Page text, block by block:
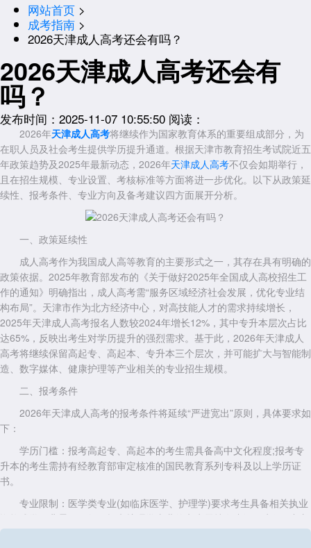
网站首页 >
成考指南 >
2026天津成人高考还会有吗？
2026天津成人高考还会有
吗？
发布时间：2025-11-07 10:55:50 阅读：
2026年天津成人高考将继续作为国家教育体系的重要组成部分，为
在职人员及社会考生提供学历提升通道。根据天津市教育招生考试院近五
年政策趋势及2025年最新动态，2026年天津成人高考不仅会如期举行，
且在招生规模、专业设置、考核标准等方面将进一步优化。以下从政策延
续性、报考条件、专业方向及备考建议四方面展开分析。
一、政策延续性
成人高考作为我国成人高等教育的主要形式之一，其存在具有明确的
政策依据。2025年教育部发布的《关于做好2025年全国成人高校招生工
作的通知》明确指出，成人高考需“服务区域经济社会发展，优化专业结
构布局”。天津市作为北方经济中心，对高技能人才的需求持续增长，
2025年天津成人高考报名人数较2024年增长12%，其中专升本层次占比
达65%，反映出考生对学历提升的强烈需求。基于此，2026年天津成人
高考将继续保留高起专、高起本、专升本三个层次，并可能扩大与智能制
造、数字媒体、健康护理等产业相关的专业招生规模。
二、报考条件
2026年天津成人高考的报考条件将延续“严进宽出”原则，具体要求如
下：
学历门槛：报考高起专、高起本的考生需具备高中文化程度;报考专
升本的考生需持有经教育部审定核准的国民教育系列专科及以上学历证
书。
专业限制：医学类专业(如临床医学、护理学)要求考生具备相关执业
资格或学历背景。例如，报考护理学专业的考生需持有省级卫生行政部门
颁发的执业护士证书。